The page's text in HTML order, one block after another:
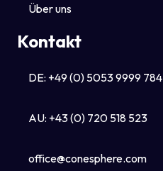
Über uns
Kontakt
DE: +49 (0) 5053 9999 784
AU: +43 (0) 720 518 523
office@conesphere.com